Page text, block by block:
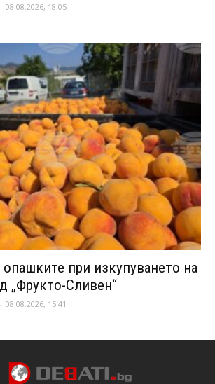
- 08.08.2026, 18:05
при изкупуването на
„Фрукто-Сливен“
- 08.08.2026, 15:41